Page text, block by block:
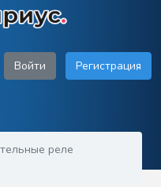
Войти Регистрация
реле